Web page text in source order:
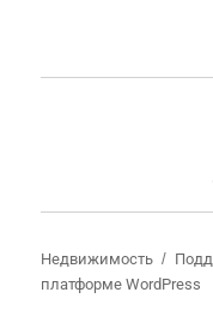
Недвижимость
платформе WordPress